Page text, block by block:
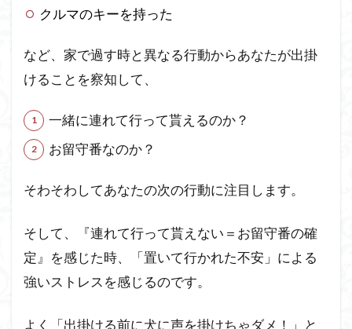
3
守番
中の
スト
を溜
せな
法
～
クルマのキーを持った
など、家で過す時と異なる行動からあなたが出掛
けることを察知して、
一緒に連れて行って貰えるのか？
お留守番なのか？
そわそわしてあなたの次の行動に注目します。
そして、『連れて行って貰えない＝お留守番の確
定』を感じた時、「置いて行かれた不安」による
強いストレスを感じるのです。
よく「出掛ける前に犬に声を掛けちゃダメ！」と